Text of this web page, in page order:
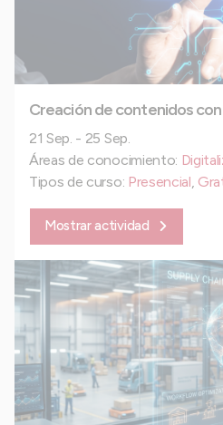
Creación de contenidos
21 Sep. - 25 Sep.
Áreas de conocimiento:
Tipos de curso: Presencial,
Mostrar actividad